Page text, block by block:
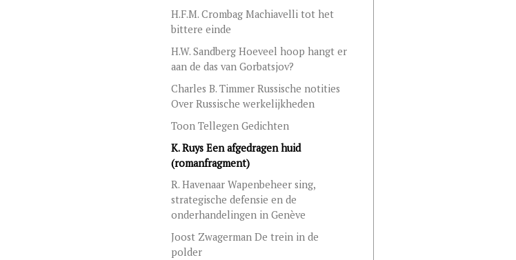
H.F.M. Crombag Machiavelli tot het
bittere einde
H.W. Sandberg Hoeveel hoop hangt er
aan de das van Gorbatsjov?
Charles B. Timmer Russische notities
Over Russische werkelijkheden
Toon Tellegen Gedichten
K. Ruys Een afgedragen huid
(romanfragment)
R. Havenaar Wapenbeheer sing,
strategische defensie en de
onderhandelingen in Genève
Joost Zwagerman De trein in de
polder